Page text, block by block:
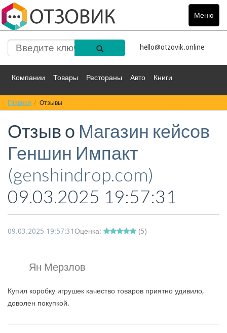
Меню
Toggle
hello@otzovik.online
Компании Товары Рестораны Авто Книги
Спорт Фильмы
Красота Здоровье Остальное
Главная Отзывы
Отзыв о Магазин кейсов
Геншин Импакт
(genshindrop.com)
09.03.2025 19:57:31
09.03.2025 19:57:31Оценка: (5)
Ян Мерзлов
Купил коробку игрушек качество товаров приятно удивило,
доволен покупкой.